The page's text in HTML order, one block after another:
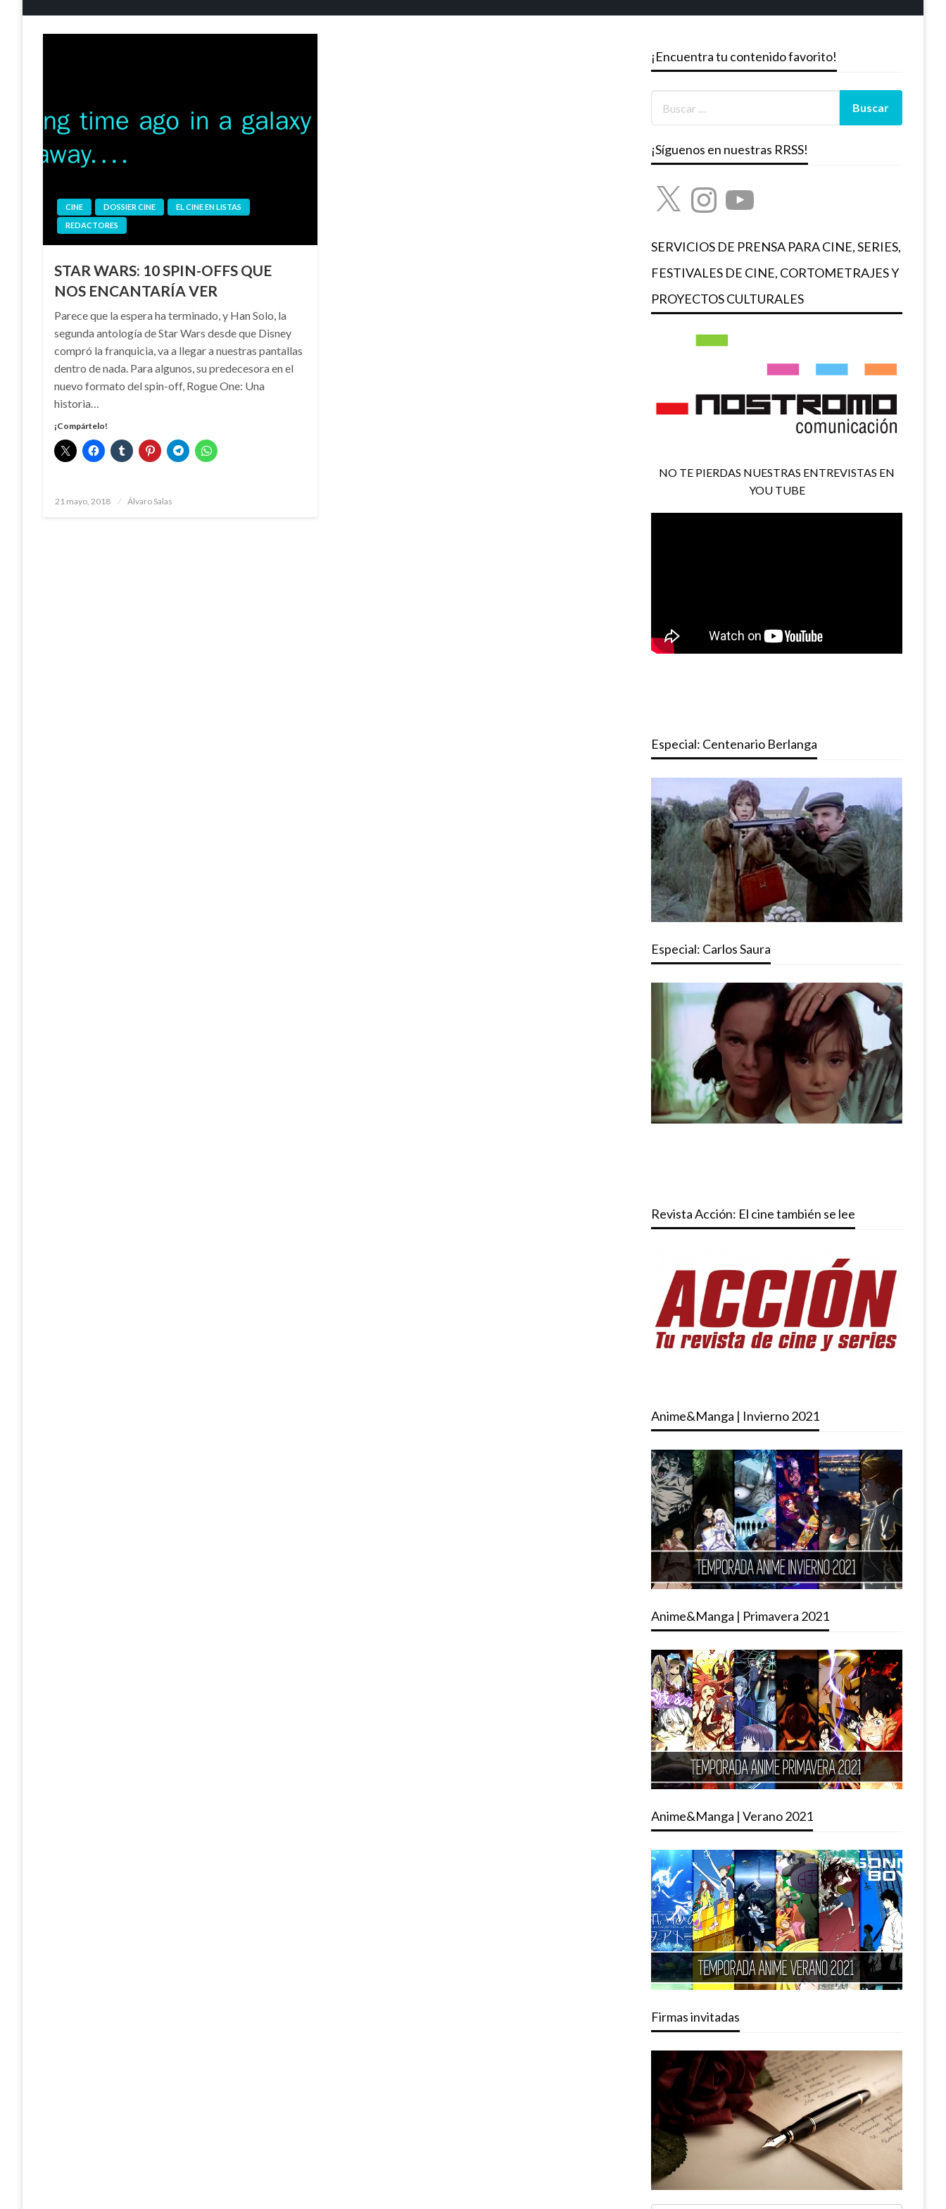
CINE DOSSIER CINE
EL CINE EN LISTAS
REDACTORES
STAR WARS: 10 SPIN-OFFS QUE
NOS ENCANTARÍA VER
Parece que la espera ha terminado, y Han Solo, la
segunda antología de Star Wars desde que Disney
compró la franquicia, va a llegar a nuestras pantallas
dentro de nada. Para algunos, su predecesora en el
nuevo formato del spin-off, Rogue One: Una
historia…
¡Compártelo!
Publicado
21 mayo, 2018 Álvaro Salas
¡Encuentra tu contenido favorito!
¡Síguenos en nuestras RRSS!
X InstagramYouTube
SERVICIOS DE PRENSA PARA CINE, SERIES,
FESTIVALES DE CINE, CORTOMETRAJES Y
PROYECTOS CULTURALES
NO TE PIERDAS NUESTRAS ENTREVISTAS EN
YOU TUBE
Especial: Centenario Berlanga
Especial: Carlos Saura
Revista Acción: El cine también se lee
Anime&Manga | Invierno 2021
Anime&Manga | Primavera 2021
Anime&Manga | Verano 2021
Firmas invitadas